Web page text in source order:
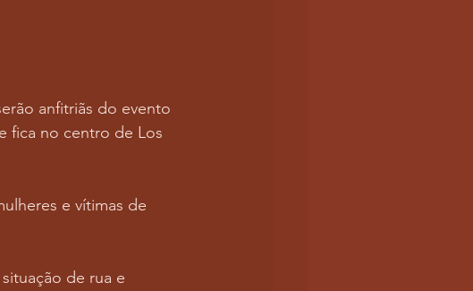
anfitriãs do evento
fica no centro de Los
e vítimas de
de rua e